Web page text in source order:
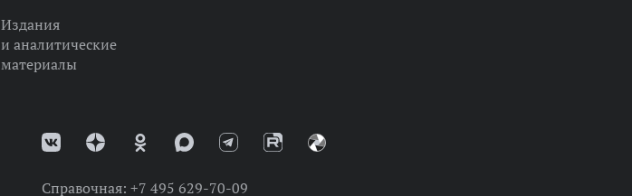
Издания
и аналитические
материалы
Справочная: +7 495 629-70-09